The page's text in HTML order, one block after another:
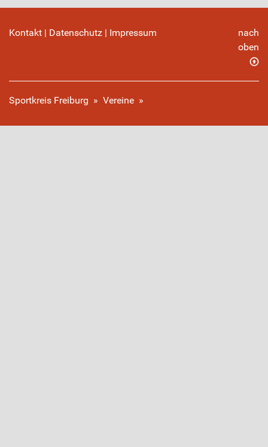
Kontakt | Datenschutz | Impressum
nach
oben
Sportkreis Freiburg » Vereine »